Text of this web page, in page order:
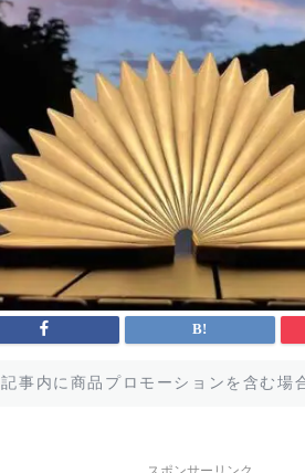
記事内に商品プロモーションを含む場